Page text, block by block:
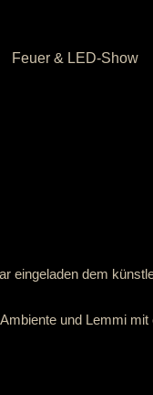
Feuer & LED-Show
eingeladen dem
und Lemmi